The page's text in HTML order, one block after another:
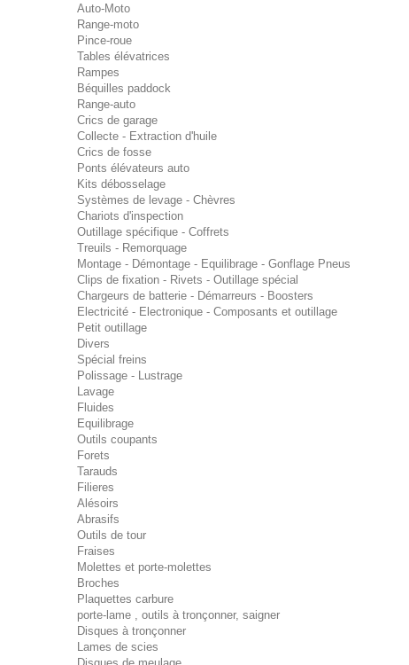
Auto-Moto
Range-moto
Pince-roue
Tables élévatrices
Rampes
Béquilles paddock
Range-auto
Crics de garage
Collecte - Extraction d'huile
Crics de fosse
Ponts élévateurs auto
Kits débosselage
Systèmes de levage - Chèvres
Chariots d'inspection
Outillage spécifique - Coffrets
Treuils - Remorquage
Montage - Démontage - Equilibrage - Gonflage Pneus
Clips de fixation - Rivets - Outillage spécial
Chargeurs de batterie - Démarreurs - Boosters
Electricité - Electronique - Composants et outillage
Petit outillage
Divers
Spécial freins
Polissage - Lustrage
Lavage
Fluides
Equilibrage
Outils coupants
Forets
Tarauds
Filieres
Alésoirs
Abrasifs
Outils de tour
Fraises
Molettes et porte-molettes
Broches
Plaquettes carbure
porte-lame , outils à tronçonner, saigner
Disques à tronçonner
Lames de scies